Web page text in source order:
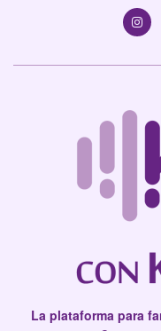
La plataforma para